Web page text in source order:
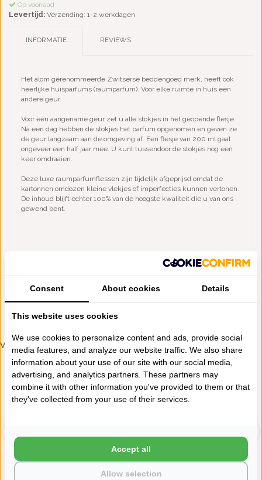
Op voorraad
Levertijd: Verzending: 1-2 werkdagen
INFORMATIE REVIEWS
Het alom gerenommeerde Zwitserse beddengoed merk, heeft ook
heerlijke huisparfums (raumparfum). Voor elke ruimte in huis een
andere geur.
Voor een aangename geur zet u alle stokjes in het geopende flesje.
Na een dag hebben de stokjes het parfum opgenomen en geven ze
de geur langzaam aan de omgeving af. Een flesje van 200 ml gaat
ongeveer een half jaar mee. U kunt tussendoor de stokjes nog een
keer omdraaien.
Deze luxe raumparfumflessen zijn tijdelijk afgeprijsd omdat de
kartonnen omdozen kleine vlekjes of imperfecties kunnen vertonen.
De inhoud blijft echter 100% van de hoogste kwaliteit die u van ons
gewend bent.
TOEVOEGEN AAN WINKELWAGEN
VERGELIJKBARE PRODUCTEN
Consent About cookies Details
This website uses cookies
We use cookies to personalize content and ads, provide social
media features, and analyze our website traffic. We also share
information about your use of our site with our social media,
advertising, and analytics partners. These partners may
combine it with other information you've provided to them or that
they've collected from your use of their services.
Allow selection
Accept all